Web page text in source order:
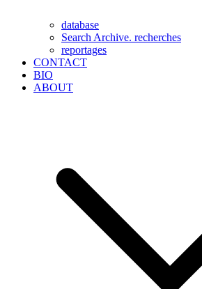
database
Search Archive. recherches
reportages
CONTACT
BIO
ABOUT